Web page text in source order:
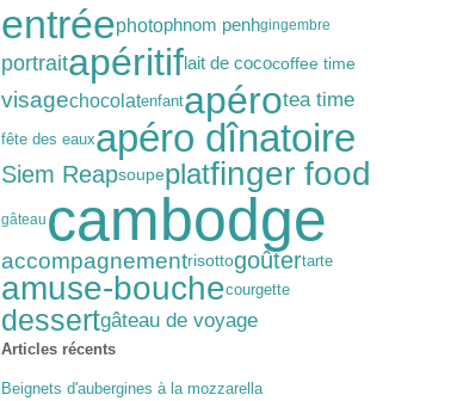
entréephotophnom penhgingembre
portraitapéritiflait de cococoffee time
visagechocolatenfantapérotea time
fête des eauxapéro dînatoire
Siem Reapsoupeplatfinger food
gâteau cambodge
accompagnementrisottogoûtertarte
amuse-bouchecourgette
dessertgâteau de voyage
Articles récents
Beignets d'aubergines à la mozzarella